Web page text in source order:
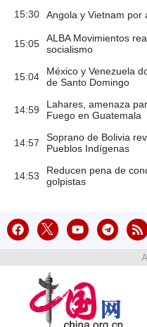
15:30 Angola y Vietnam por
15:05
ALBA Movimientos
socialismo
15:04
México y Venezuela
de Santo Domingo
14:59
Lahares, amenaza
Fuego en Guatemala
14:57
Soprano de Bolivia
Pueblos Indígenas
14:53
Reducen pena de
golpistas